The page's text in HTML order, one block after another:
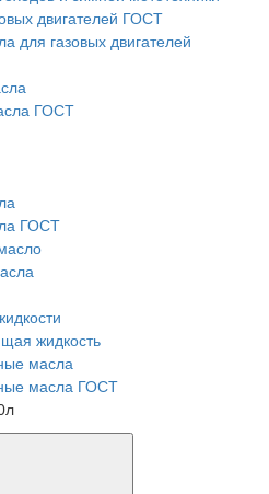
двигателей ГОСТ
для газовых двигателей
ГОСТ
ГОСТ
жидкость
масла
масла ГОСТ